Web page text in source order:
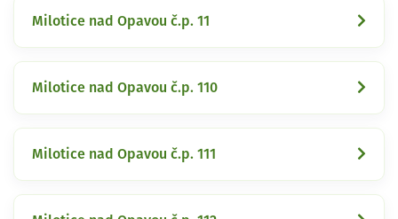
Milotice nad Opavou č.p. 11
Milotice nad Opavou č.p. 110
Milotice nad Opavou č.p. 111